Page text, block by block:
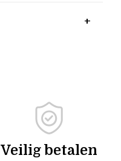
Veilig betalen